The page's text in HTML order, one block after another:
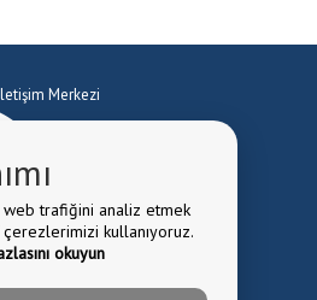
Merkezi
Hattımız
trafiğini analiz etmek
kullanıyoruz.
okuyun